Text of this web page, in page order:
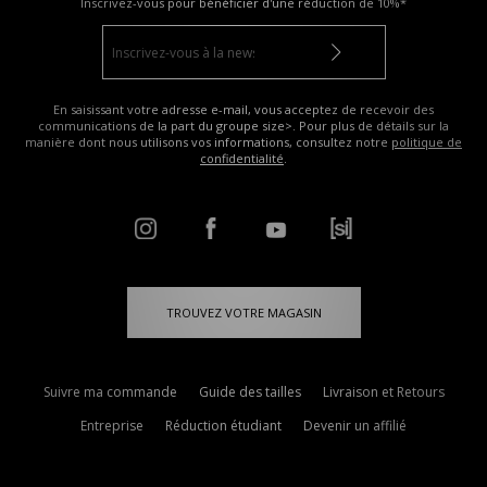
En saisissant votre adresse e-mail, vous acceptez de recevoir des
communications de la part du groupe size>. Pour plus de détails sur la
manière dont nous utilisons vos informations, consultez notre politique de
confidentialité.
TROUVEZ VOTRE MAGASIN
Suivre ma commande Guide des tailles
Livraison et Retours
Entreprise
Réduction étudiant Devenir un affilié